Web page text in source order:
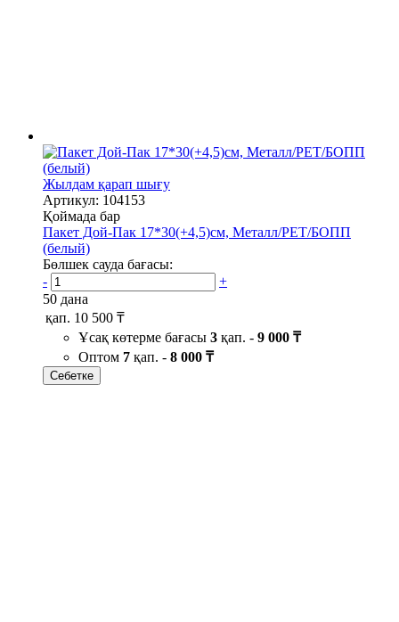
Жылдам қарап шығу
Артикул: 104153
Қоймада бар
Пакет Дой-Пак 17*30(+4,5)см, Металл/PET/БОПП
(белый)
Бөлшек сауда бағасы:
-
+
50 дана
қап. 10 500 ₸
Ұсақ көтерме бағасы 3 қап. - 9 000 ₸
Оптом 7 қап. - 8 000 ₸
Себетке